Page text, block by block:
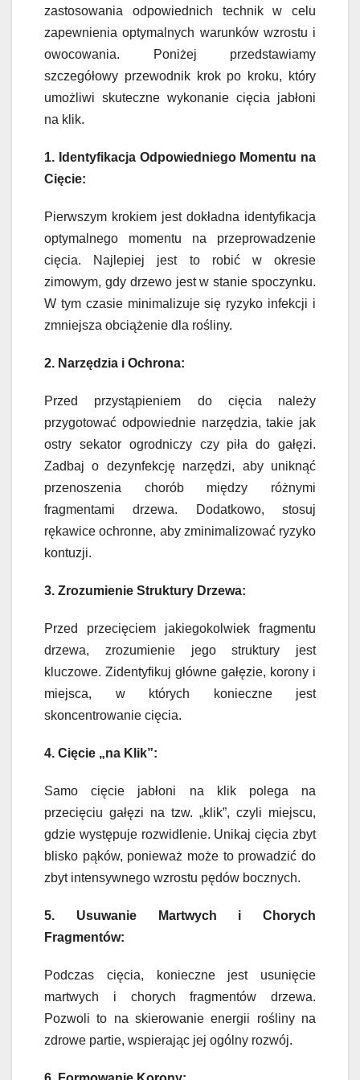
zastosowania odpowiednich technik w celu
zapewnienia optymalnych warunków wzrostu i
owocowania. Poniżej przedstawiamy
szczegółowy przewodnik krok po kroku, który
umożliwi skuteczne wykonanie cięcia jabłoni
na klik.
1. Identyfikacja Odpowiedniego Momentu na
Cięcie:
Pierwszym krokiem jest dokładna identyfikacja
optymalnego momentu na przeprowadzenie
cięcia. Najlepiej jest to robić w okresie
zimowym, gdy drzewo jest w stanie spoczynku.
W tym czasie minimalizuje się ryzyko infekcji i
zmniejsza obciążenie dla rośliny.
2. Narzędzia i Ochrona:
Przed przystąpieniem do cięcia należy
przygotować odpowiednie narzędzia, takie jak
ostry sekator ogrodniczy czy piła do gałęzi.
Zadbaj o dezynfekcję narzędzi, aby uniknąć
przenoszenia chorób między różnymi
fragmentami drzewa. Dodatkowo, stosuj
rękawice ochronne, aby zminimalizować ryzyko
kontuzji.
3. Zrozumienie Struktury Drzewa:
Przed przecięciem jakiegokolwiek fragmentu
drzewa, zrozumienie jego struktury jest
kluczowe. Zidentyfikuj główne gałęzie, korony i
miejsca, w których konieczne jest
skoncentrowanie cięcia.
4. Cięcie „na Klik”:
Samo cięcie jabłoni na klik polega na
przecięciu gałęzi na tzw. „klik”, czyli miejscu,
gdzie występuje rozwidlenie. Unikaj cięcia zbyt
blisko pąków, ponieważ może to prowadzić do
zbyt intensywnego wzrostu pędów bocznych.
5. Usuwanie Martwych i Chorych
Fragmentów:
Podczas cięcia, konieczne jest usunięcie
martwych i chorych fragmentów drzewa.
Pozwoli to na skierowanie energii rośliny na
zdrowe partie, wspierając jej ogólny rozwój.